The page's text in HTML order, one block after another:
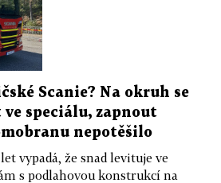
Scanie? Na okruh se
speciálu, zapnout
nepotěšilo
vypadá, že snad levituje ve
s podlahovou konstrukcí na